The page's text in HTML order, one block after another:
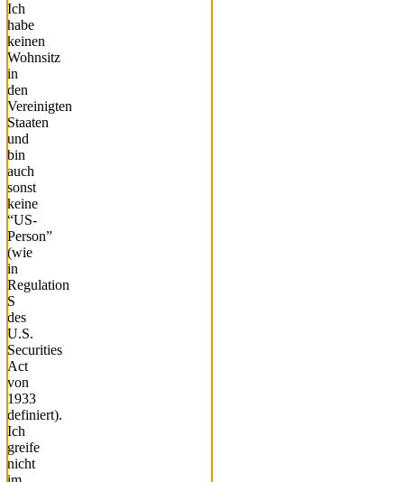
Ich
habe
keinen
Wohnsitz
in
den
Vereinigten
Staaten
und
bin
auch
sonst
keine
“US-
Person”
(wie
in
Regulation
S
des
U.S.
Securities
Act
von
1933
definiert).
Ich
greife
nicht